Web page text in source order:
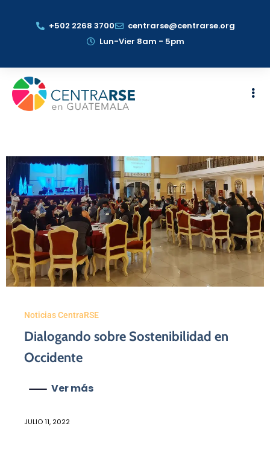
+502 2268 3700
centrarse@centrarse.org
Lun-Vier 8am - 5pm
Noticias CentraRSE
Dialogando sobre Sostenibilidad en
Occidente
Ver más
JULIO 11, 2022